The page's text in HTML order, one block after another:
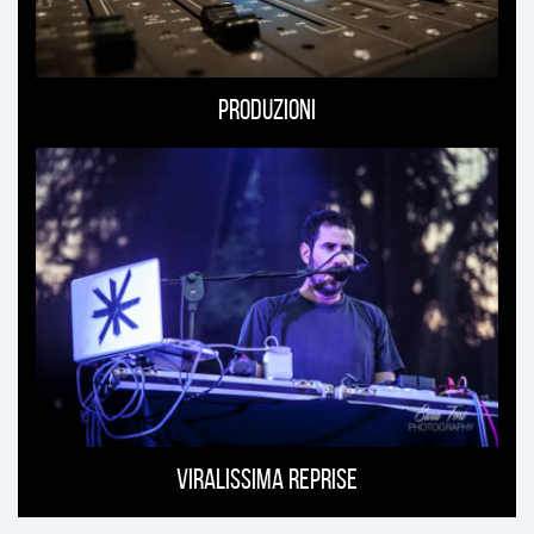
Produzioni
Viralissima Reprise